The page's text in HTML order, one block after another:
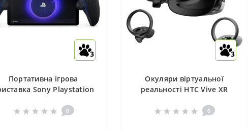
3
Портативна ігрова
Sony Playstation
Black (1000045051)
0
3
Окуляри віртуальної
реальності HTC Vive XR
(99HAUL003-00)
0